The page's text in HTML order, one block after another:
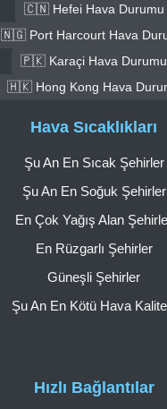
🇨🇳 Hefei Hava Durumu
🇳🇬 Port Harcourt Hava
🇵🇰 Karaçi Hava Durumu
🇭🇰 Hong Kong Hava
Hızlı Bağlantılar
Hava Sıcaklıkları
Şu An En Sıcak Şehirler
Şu An En Soğuk Şehirler
En Çok Yağış Alan
En Rüzgarlı Şehirler
Güneşli Şehirler
Şu An En Kötü Hava